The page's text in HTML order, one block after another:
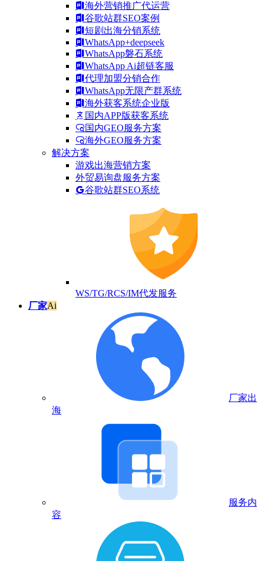
海外营销推广代运营
谷歌站群SEO案例
短剧出海分销系统
WhatsApp+deepseek
WhatsApp磐石系统
WhatsApp Ai超链客服
代理加盟分销合作
WhatsApp无限产群系统
海外获客系统企业版
国内APP版获客系统
国内GEO服务方案
海外GEO服务方案
解决方案
游戏出海营销方案
外贸易询盘服务方案
谷歌站群SEO系统
WS/TG/RCS/IM代发服务
厂家Ai
厂家出
海
服务内
容